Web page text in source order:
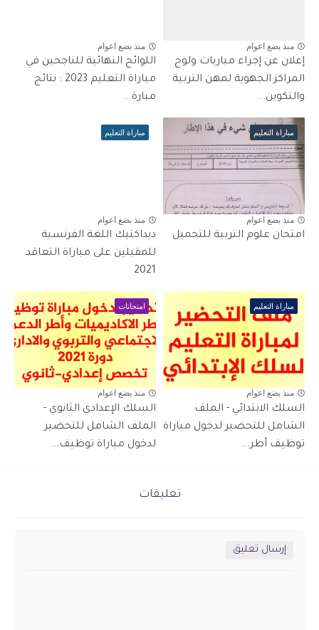
منذ بضع اعوام
إعلان عن إجراء مباريات ولوج
المراكز الجهوية لمهن التربية
والتكوين...
منذ بضع اعوام
اللوائح النهائية للناجحين في
مباراة التعليم 2023 : نتائج
مبارة...
مباراة التعليم
منذ بضع اعوام
امتحان علوم التربية للتحميل
مباراة التعليم
منذ بضع اعوام
ديداكتيك اللغة الفرنسية
للمقبلين على مباراة التعاقد
2021
مباراة التعليم
منذ بضع اعوام
السلك الابتدائي - الملف
الشامل للتحضير لدخول مباراة
توظيف أطر...
امتحانات
منذ بضع اعوام
السلك الإعدادي الثانوي -
الملف الشامل للتحضير
لدخول مباراة توظيف...
تعليقات
إرسال تعليق